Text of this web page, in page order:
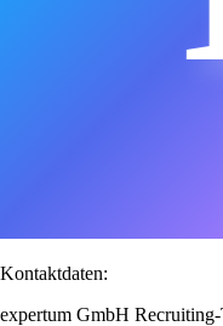
Kontaktdaten:
expertum GmbH Recruiting-